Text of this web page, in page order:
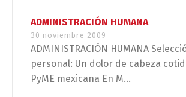
ADMINISTRACIÓN HUMANA
30 noviembre 2009
ADMINISTRACIÓN HUMANA
personal: Un dolor de cabeza
PyME mexicana En M...